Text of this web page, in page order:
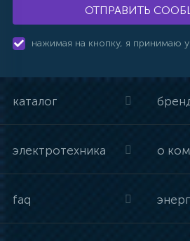
ОТПРАВИТЬ
нажимая на кнопку, я принимаю
каталог
электротехника о
faq